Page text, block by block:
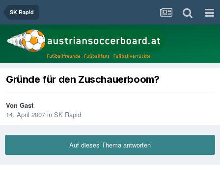
SK Rapid
Gründe für den Zuschauerboom?
Von Gast
14. April 2007 in SK Rapid
Auf dieses Thema antworten